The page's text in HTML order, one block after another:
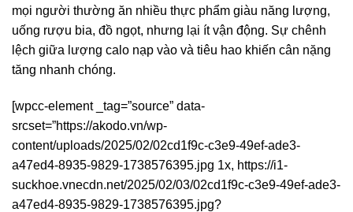
mọi người thường ăn nhiều thực phẩm giàu năng lượng,
uống rượu bia, đồ ngọt, nhưng lại ít vận động. Sự chênh
lệch giữa lượng calo nạp vào và tiêu hao khiến cân nặng
tăng nhanh chóng.
[wpcc-element _tag=”source” data-
srcset=”https://akodo.vn/wp-
content/uploads/2025/02/02cd1f9c-c3e9-49ef-ade3-
a47ed4-8935-9829-1738576395.jpg 1x, https://i1-
suckhoe.vnecdn.net/2025/02/03/02cd1f9c-c3e9-49ef-ade3-
a47ed4-8935-9829-1738576395.jpg?